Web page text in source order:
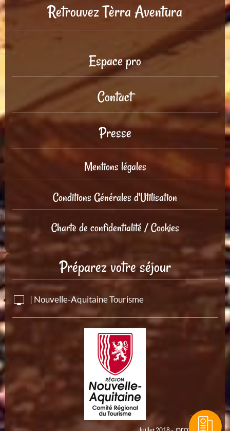
Retrouvez Tèrra Aventura
Espace pro
Contact
Presse
Mentions légales
Conditions Générales d'Utilisation
Charte de confidentialité / Cookies
Préparez votre séjour
| Nouvelle-Aquitaine Tourisme